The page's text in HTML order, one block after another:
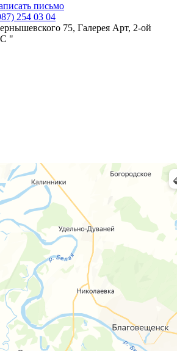
письмо
254 03 04
75, Галерея Арт, 2-ой
"